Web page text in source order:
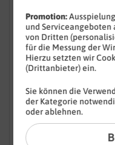
Festnetz-Geräte
Kundendaten
BILDplus
Promotion:
und Serviceangeboten
von Dritten
für die Messung der
Hierzu setzten wir
(Drittanbieter) ein.
Sie können die
der Kategorie
oder ablehnen.